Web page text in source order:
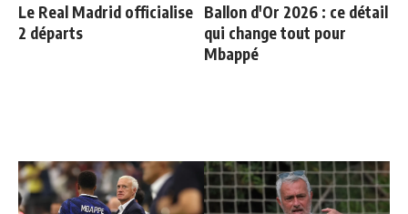
Le Real Madrid officialise
2 départs
Ballon d'Or 2026 : ce détail
qui change tout pour
Mbappé